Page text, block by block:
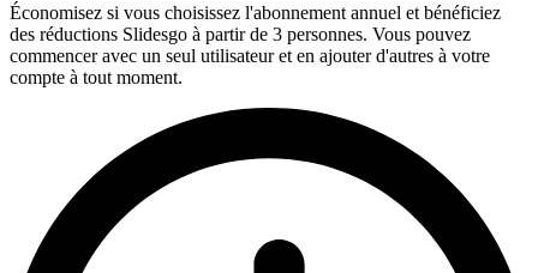
Économisez si vous choisissez l'abonnement annuel et bénéficiez
des réductions Slidesgo à partir de 3 personnes. Vous pouvez
commencer avec un seul utilisateur et en ajouter d'autres à votre
compte à tout moment.